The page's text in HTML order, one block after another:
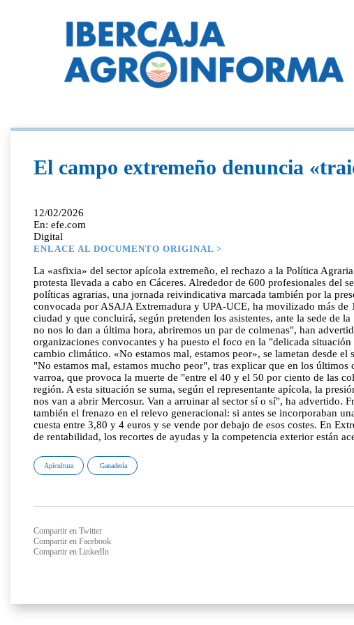
El campo extremeño denuncia
12/02/2026
En: efe.com
Digital
ENLACE AL DOCUMENTO ORIGINAL >
La «asfixia» del sector apícola extremeño, el rechazo a la Política
protesta llevada a cabo en Cáceres. Alrededor de 600 profesionales
políticas agrarias, una jornada reivindicativa marcada también por la
convocada por ASAJA Extremadura y UPA-UCE, ha movilizado más
ciudad y que concluirá, según pretenden los asistentes, ante la sede de
no nos lo dan a última hora, abriremos un par de colmenas", han
organizaciones convocantes y ha puesto el foco en la "delicada
cambio climático. «No estamos mal, estamos peor», se lametan desde
"No estamos mal, estamos mucho peor", tras explicar que en los
varroa, que provoca la muerte de "entre el 40 y el 50 por ciento de las
región. A esta situación se suma, según el representante apícola, la
nos van a abrir Mercosur. Van a arruinar al sector sí o sí", ha advertido.
también el frenazo en el relevo generacional: si antes se incorporaban
cuesta entre 3,80 y 4 euros y se vende por debajo de esos costes. En
de rentabilidad, los recortes de ayudas y la competencia exterior están
Apicultura Ganadería
Compartir en Twitter
Compartir en Facebook
Compartir en LinkedIn